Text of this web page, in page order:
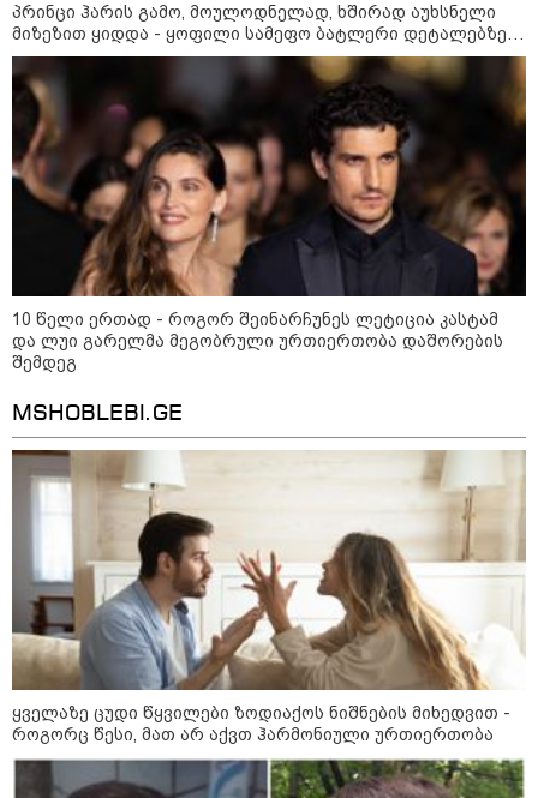
09:32 / 05-08-2026
"4 დღე უწყლოდ და უპუროდ გაატარეს,
მათ სიცოცხლე დავუბრუნეთ" - ქართველი
მეზღვაური წერს, რომ 36 მიგრანტი, მათ
შორის, ორსული გოგონა გადაარჩინა
09:33 / 05-08-2026
"მამის მიერ ცოტნესთვის
დატოვებულ სახლში
თვითნებურად ცხოვრობს
ადამიანი, რომელიც ზვიადის
ანდერძში ერთი სიტყვითაც კი
არ არის მოხსენიებული" - ანა
ჯაბაური
12:20 / 04-08-2026
პრინცი ჰარის გამო, მოულოდნელად, ხშირად აუხსნელი
მიზეზით ყიდდა - ყოფილი სამეფო ბატლერი დეტალებზე
საკუთარ წიგნში საუბრობს
10 წელი ერთად - როგორ შეინარჩუნეს ლეტიცია კასტამ
და ლუი გარელმა მეგობრული ურთიერთობა დაშორების
შემდეგ
MSHOBLEBI.GE
ყველაზე ცუდი წყვილები ზოდიაქოს ნიშნების მიხედვით -
როგორც წესი, მათ არ აქვთ ჰარმონიული ურთიერთობა